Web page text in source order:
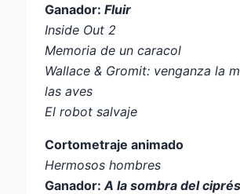
Ganador: Fluir
Inside Out 2
Memoria de un caracol
Wallace & Gromit: venganza la
las aves
El robot salvaje
Cortometraje animado
Hermosos hombres
Ganador: A la sombra del ciprés